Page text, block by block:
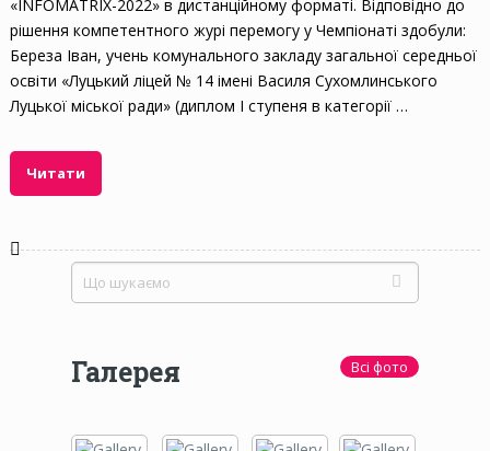
«INFOMATRIX-2022» в дистанційному форматі. Відповідно до
рішення компетентного журі перемогу у Чемпіонаті здобули:
Береза Іван, учень комунального закладу загальної середньої
освіти «Луцький ліцей № 14 імені Василя Сухомлинського
Луцької міської ради» (диплом І ступеня в категорії …
Читати
Галерея Всі фото